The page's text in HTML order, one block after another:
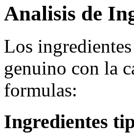
Analisis de
Los
genuino con la
formulas:
Ingredientes